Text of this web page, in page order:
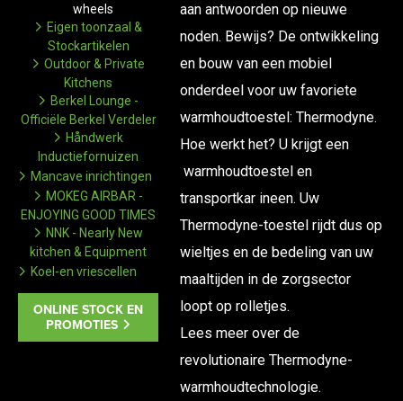
wheels
Eigen toonzaal &
Stockartikelen
Outdoor & Private
Kitchens
Berkel Lounge -
Officiële Berkel Verdeler
Håndwerk
Inductiefornuizen
Mancave inrichtingen
MOKEG AIRBAR -
ENJOYING GOOD TIMES
NNK - Nearly New
kitchen & Equipment
Koel-en vriescellen
ONLINE STOCK EN
PROMOTIES
aan antwoorden op nieuwe
noden. Bewijs? De ontwikkeling
en bouw van een mobiel
onderdeel voor uw favoriete
warmhoudtoestel: Thermodyne.
Hoe werkt het? U krijgt een​
warmhoudtoestel en
transportkar ineen. Uw
Thermodyne-toestel rijdt dus op
wieltjes en de bedeling van uw
maaltijden in de zorgsector
loopt op rolletjes.
Lees meer over de
revolutionaire Thermodyne-
warmhoudtechnologie.